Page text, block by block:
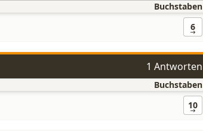
Buchstaben
6
1 Antworten
Buchstaben
10